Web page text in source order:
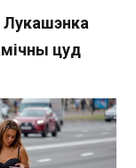
Лукашэнка
цуд